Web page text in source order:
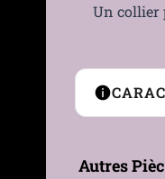
Un collier
Autres